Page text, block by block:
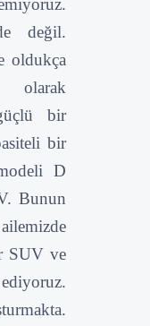
değil.
oldukça
bir
bir
D
Bunun
SUV ve